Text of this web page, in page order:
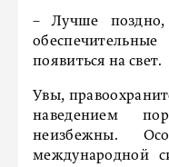
– Лучше
появиться на свет.
Увы,
наведением
неизбежны.
международной